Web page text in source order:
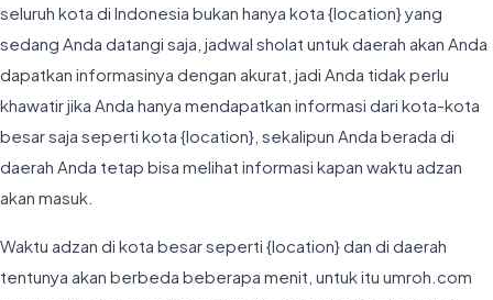
seluruh kota di Indonesia bukan hanya kota {location} yang
sedang Anda datangi saja, jadwal sholat untuk daerah akan Anda
dapatkan informasinya dengan akurat, jadi Anda tidak perlu
khawatir jika Anda hanya mendapatkan informasi dari kota-kota
besar saja seperti kota {location}, sekalipun Anda berada di
daerah Anda tetap bisa melihat informasi kapan waktu adzan
akan masuk.
Waktu adzan di kota besar seperti {location} dan di daerah
tentunya akan berbeda beberapa menit, untuk itu umroh.com